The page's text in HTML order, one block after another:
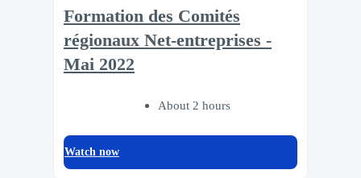
Formation des Comités
régionaux Net-entreprises -
Mai 2022
About 2 hours
Watch now